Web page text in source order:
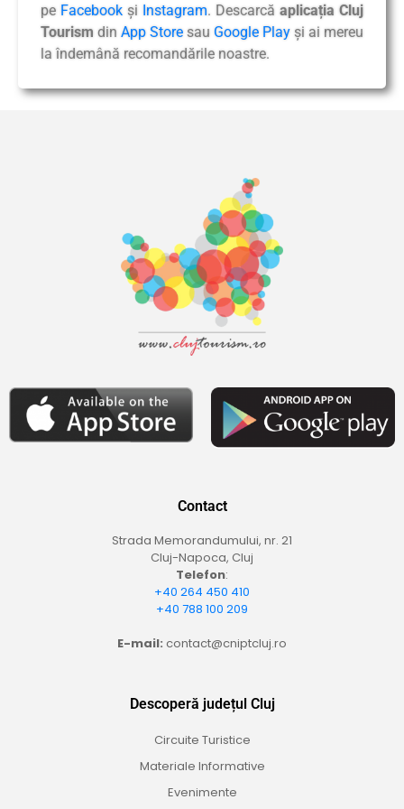
pe Facebook și Instagram. Descarcă aplicația Cluj
Tourism din App Store sau Google Play și ai mereu
la îndemână recomandările noastre.
Contact
Strada Memorandumului, nr. 21
Cluj-Napoca, Cluj
Telefon:
+40 264 450 410
+40 788 100 209
E-mail: contact@cniptcluj.ro
Descoperă județul Cluj
Circuite Turistice
Materiale Informative
Evenimente